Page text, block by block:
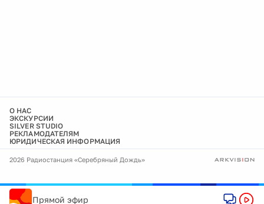
О НАС
ЭКСКУРСИИ
SILVER STUDIO
РЕКЛАМОДАТЕЛЯМ
ЮРИДИЧЕСКАЯ ИНФОРМАЦИЯ
2026 Радиостанция «Серебряный Дождь»
Прямой эфир